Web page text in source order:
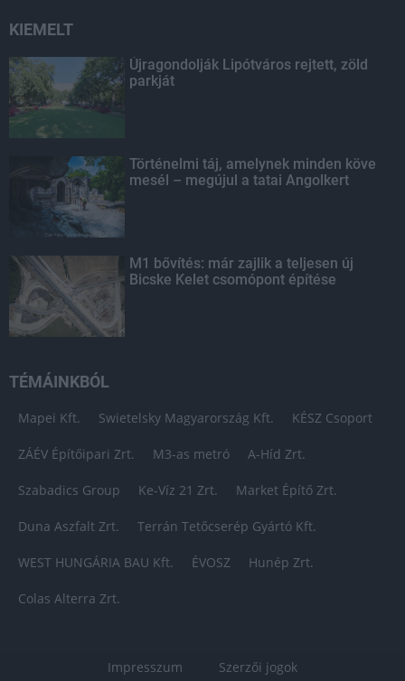
KIEMELT
Újragondolják Lipótváros rejtett, zöld
parkját
Történelmi táj, amelynek minden köve
mesél – megújul a tatai Angolkert
M1 bővítés: már zajlik a teljesen új
Bicske Kelet csomópont építése
TÉMÁINKBÓL
Mapei Kft. Swietelsky Magyarország Kft. KÉSZ Csoport
ZÁÉV Építőipari Zrt. M3-as metró A-Híd Zrt.
Szabadics Group Ke-Víz 21 Zrt. Market Építő Zrt.
Duna Aszfalt Zrt. Terrán Tetőcserép Gyártó Kft.
WEST HUNGÁRIA BAU Kft. ÉVOSZ Hunép Zrt.
Colas Alterra Zrt.
Impresszum
Szerzői jogok